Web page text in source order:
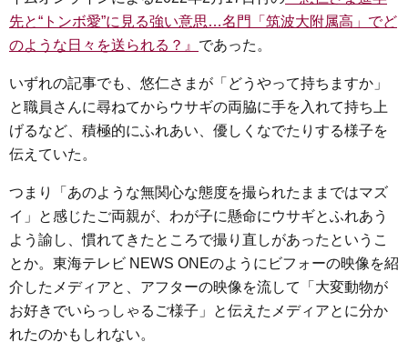
先と“トンボ愛”に見る強い意思…名門「筑波大附属高」でど
のような日々を送られる？』 であった。
いずれの記事でも、悠仁さまが「どうやって持ちますか」
と職員さんに尋ねてからウサギの両脇に手を入れて持ち上
げるなど、積極的にふれあい、優しくなでたりする様子を
伝えていた。
つまり「あのような無関心な態度を撮られたままではマズ
イ」と感じたご両親が、わが子に懸命にウサギとふれあう
よう諭し、慣れてきたところで撮り直しがあったというこ
とか。東海テレビ NEWS ONEのようにビフォーの映像を紹
介したメディアと、アフターの映像を流して「大変動物が
お好きでいらっしゃるご様子」と伝えたメディアとに分か
れたのかもしれない。